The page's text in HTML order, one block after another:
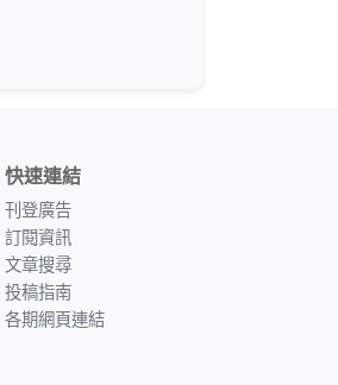
快速連結
刊登廣告
訂閱資訊
文章搜尋
投稿指南
各期網頁連結